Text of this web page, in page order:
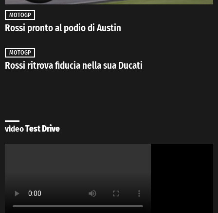
MOTOGP
Rossi pronto al podio di Austin
MOTOGP
Rossi ritrova fiducia nella sua Ducati
videoTest Drive